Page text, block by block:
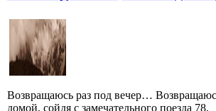
Возвращаюсь раз под вечер…
домой, сойдя с замечательного поезда 78,